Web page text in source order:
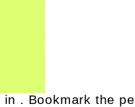
. Bookmark the